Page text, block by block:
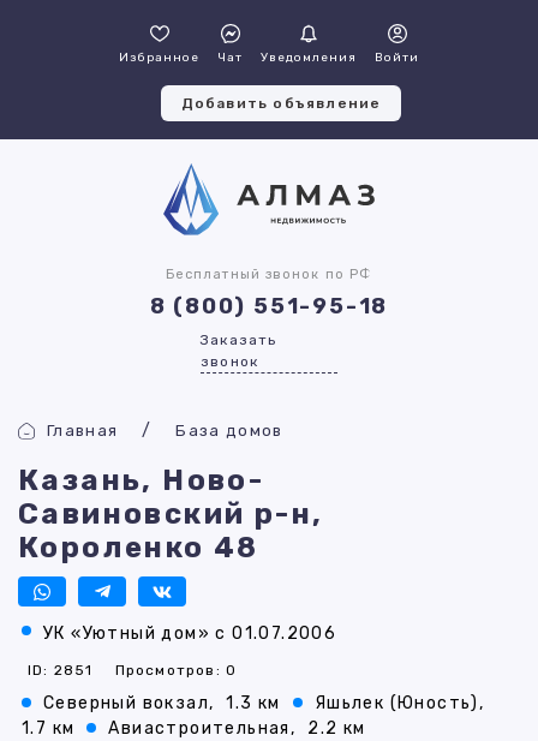
Избранное Чат Уведомления Войти
Добавить объявление
Бесплатный звонок по РФ
8 (800) 551-95-18
Заказать
звонок
Главная База домов
Казань, Ново-
Савиновский р-н,
Короленко 48
УК «Уютный дом» с 01.07.2006
ID: 2851 Просмотров: 0
Северный вокзал, 1.3 км
Яшьлек (Юность),
1.7 км
Авиастроительная, 2.2 км